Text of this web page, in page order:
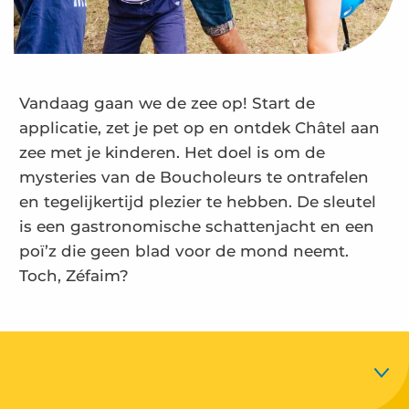
Vandaag gaan we de zee op! Start de
applicatie, zet je pet op en ontdek Châtel aan
zee met je kinderen. Het doel is om de
mysteries van de Boucholeurs te ontrafelen
en tegelijkertijd plezier te hebben. De sleutel
is een gastronomische schattenjacht en een
poï’z die geen blad voor de mond neemt.
Toch, Zéfaim?